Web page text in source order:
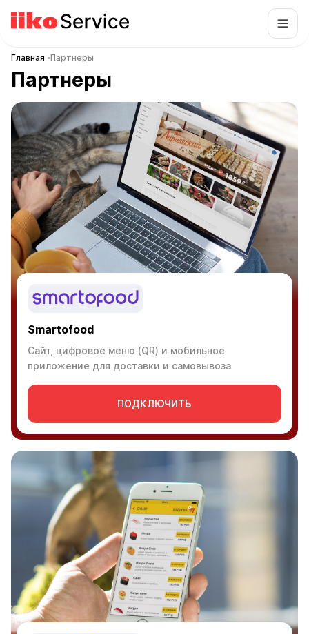
Главная Партнеры
Партнеры
Smartofood
Сайт, цифровое меню (QR) и мобильное
приложение для доставки и самовывоза
ПОДКЛЮЧИТЬ